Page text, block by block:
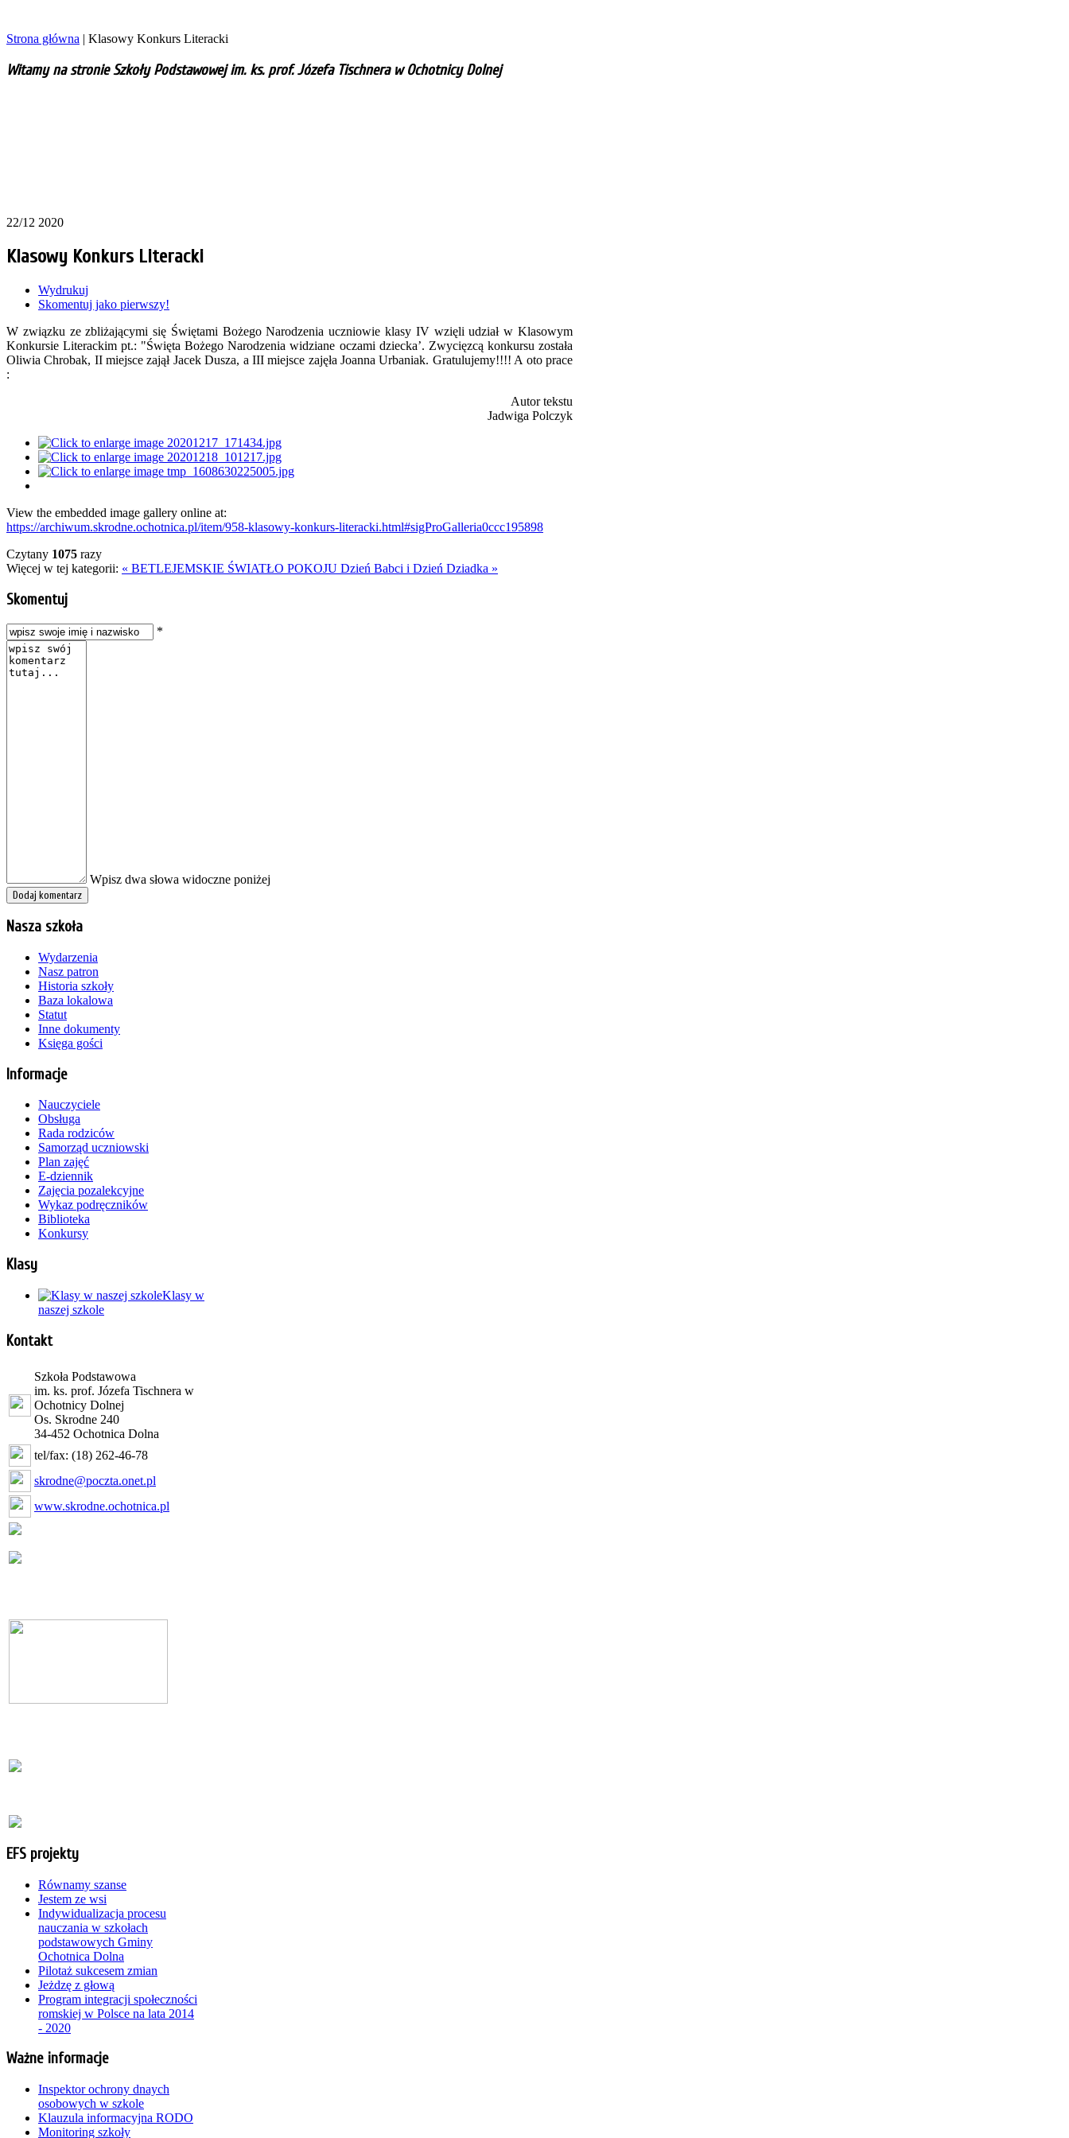
Strona główna | Klasowy Konkurs Literacki
Witamy na stronie Szkoły Podstawowej im. ks. prof. Józefa Tischnera w Ochotnicy Dolnej
22/12 2020
Klasowy Konkurs Literacki
Wydrukuj
Skomentuj jako pierwszy!
W związku ze zbliżającymi się Świętami Bożego Narodzenia uczniowie klasy IV wzięli udział w Klasowym
Konkursie Literackim pt.: "Święta Bożego Narodzenia widziane oczami dziecka’. Zwycięzcą konkursu została
Oliwia Chrobak, II miejsce zajął Jacek Dusza, a III miejsce zajęła Joanna Urbaniak. Gratulujemy!!!! A oto prace
:
Autor tekstu
Jadwiga Polczyk
View the embedded image gallery online at:
https://archiwum.skrodne.ochotnica.pl/item/958-klasowy-konkurs-literacki.html#sigProGalleria0ccc195898
Czytany 1075 razy
Więcej w tej kategorii: « BETLEJEMSKIE ŚWIATŁO POKOJU Dzień Babci i Dzień Dziadka »
Skomentuj
*
Wpisz dwa słowa widoczne poniżej
Nasza szkoła
Wydarzenia
Nasz patron
Historia szkoły
Baza lokalowa
Statut
Inne dokumenty
Księga gości
Informacje
Nauczyciele
Obsługa
Rada rodziców
Samorząd uczniowski
Plan zajęć
E-dziennik
Zajęcia pozalekcyjne
Wykaz podręczników
Biblioteka
Konkursy
Klasy
Klasy w
naszej szkole
Kontakt
Szkoła Podstawowa
im. ks. prof. Józefa Tischnera w
Ochotnicy Dolnej
Os. Skrodne 240
34-452 Ochotnica Dolna
tel/fax: (18) 262-46-78
skrodne@poczta.onet.pl
www.skrodne.ochotnica.pl
EFS projekty
Równamy szanse
Jestem ze wsi
Indywidualizacja procesu
nauczania w szkołach
podstawowych Gminy
Ochotnica Dolna
Pilotaż sukcesem zmian
Jeżdzę z głową
Program integracji społeczności
romskiej w Polsce na lata 2014
- 2020
Ważne informacje
Inspektor ochrony dnaych
osobowych w szkole
Klauzula informacyjna RODO
Monitoring szkoły